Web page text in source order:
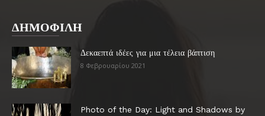
ΔΗΜΟΦΙΛΗ
Δεκαεπτά ιδέες για μια τέλεια βάπτιση
8 Φεβρουαρίου 2021
Photo of the Day: Light and Shadows by